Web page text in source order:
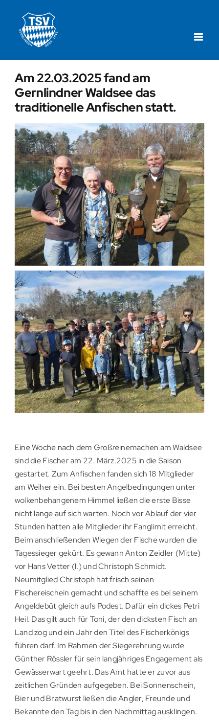
springen
Am 22.03.2025 fand am
Gernlindner Waldsee das
traditionelle Anfischen statt.
Eine Woche nach dem Großreinemachen am Waldsee
sind die Fischer am 22. März.2025 in die Saison
gestartet. Zum Anfischen fanden sich 18 Mitglieder
am Weiher ein. Bei besten Angelbedingungen unter
wolkenbehangenem Himmel ließen die erste Bisse
nicht lange auf sich warten. Noch vor Ablauf der vier
Stunden hatten alle Mitglieder ihr Fanglimit erreicht.
Beim anschließenden Wiegen der Fische wurden die
Tagessieger gekürt. Es gewann Anton Zeidler (Mitte)
vor Hans Vetter (l.) und Christoph Schmidt.
Neumitglied Christoph hat frisch seinen
Fischereischein gemacht und schaffte es bei seinem
Angeldebüt gleich aufs Podest. Dafür ein dickes Petri
Heil. Das gilt auch für Toni, der den dicksten Fisch an
Land zog und ein Jahr den Titel des Fischerkönigs
führen darf. Im Rahmen der Siegerehrung wurde
Günther Rössler für sein langjähriges Engagement als
Gewässerwart geehrt. Das Amt hatte er zuvor aus
zeitlichen Gründen aufgegeben. Bei Sonnenschein,
Bier und Bratwurst ließen die Angler, Freunde und
Bekannte den Tag bis in den Nachmittag ausklingen.